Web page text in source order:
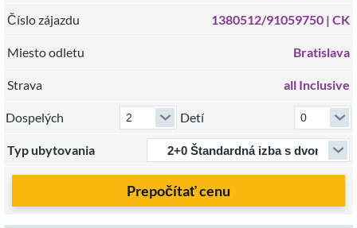
Číslo zájazdu 1380512/91059750 | CK
Miesto odletu Bratislava
Strava all Inclusive
Dospelých Detí
Typ ubytovania
Prepočítať cenu